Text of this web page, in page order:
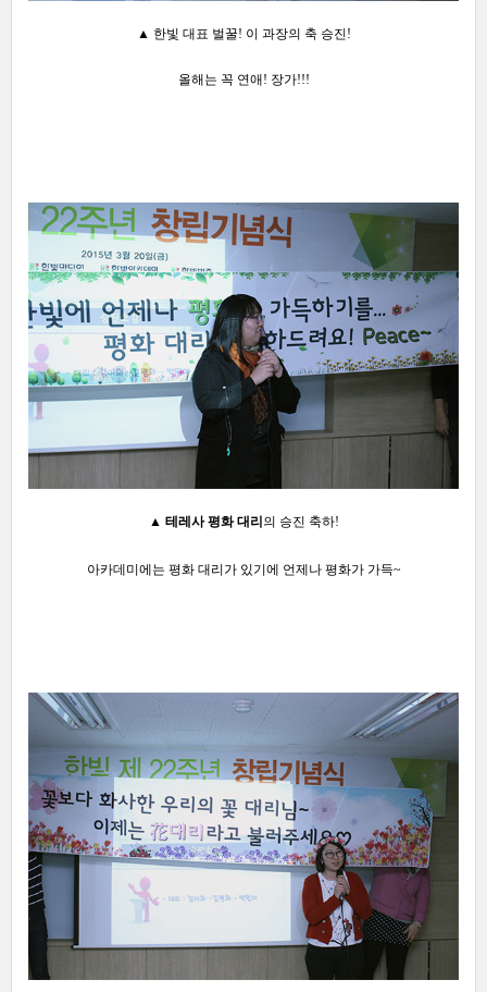
▲ 한빛 대표 벌꿀! 이 과장의 축 승진!
올해는 꼭 연애! 장가!!!
▲ 테레사 평화 대리 의 승진 축하!
아카데미에는 평화 대리가 있기에 언제나 평화가 가득~